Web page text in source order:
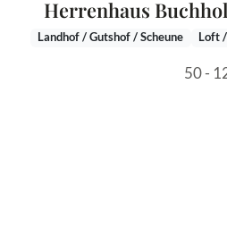
Herrenhaus
Landhof / Gutshof / Scheune Loft
50 -